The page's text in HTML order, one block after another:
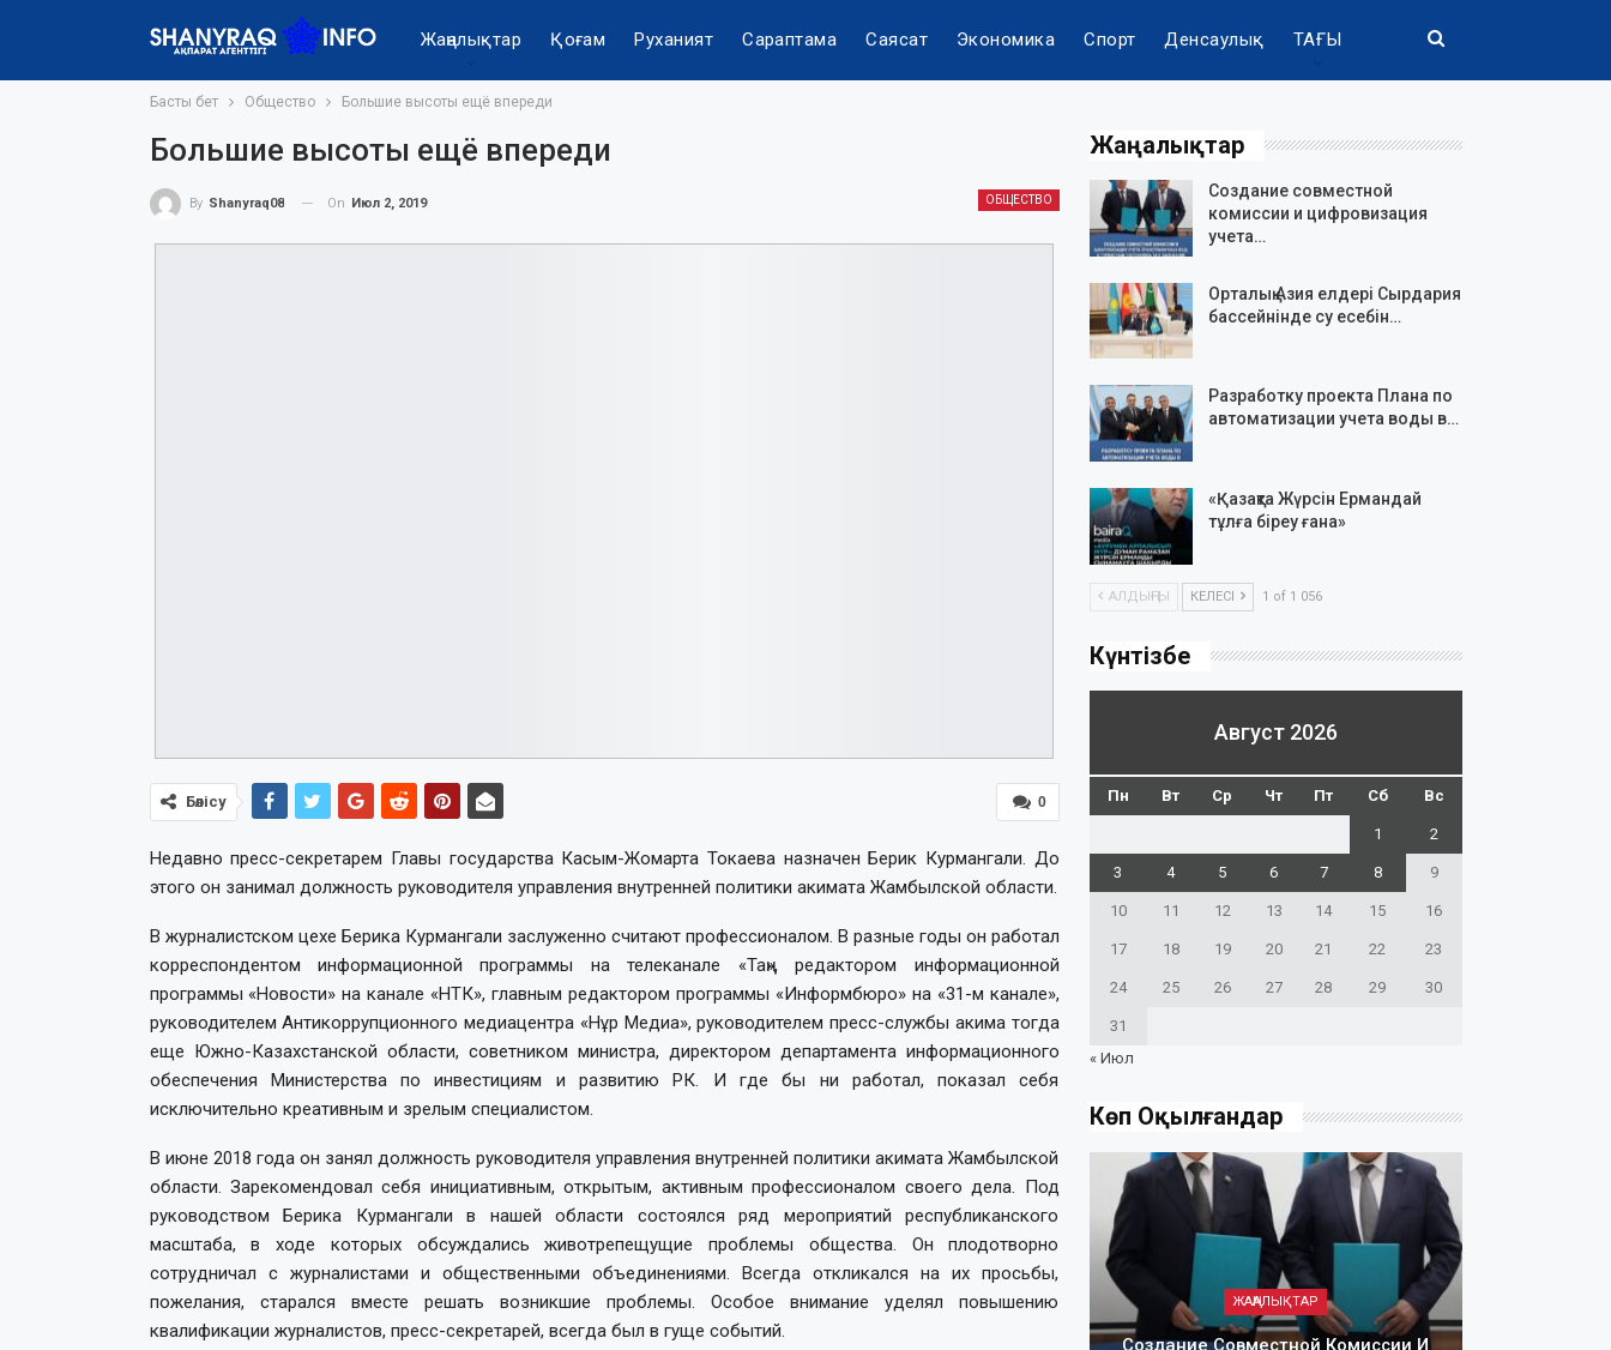
Жаңалықтар Қоғам Руханият Сараптама Саясат Экономика Спорт Денсаулық ТАҒЫ
Басты бет Общество Большие высоты ещё впереди
Большие высоты ещё впереди
ОБЩЕСТВО
By Shanyraq08 On Июл 2, 2019
0
Бөлісу
Недавно пресс-секретарем Главы государства Касым-Жомарта Токаева назначен Берик Курмангали. До
этого он занимал должность руководителя управления внутренней политики акимата Жамбылской области.
В журналистском цехе Берика Курмангали заслуженно считают профессионалом. В разные годы он работал
корреспондентом информационной программы на телеканале «Таң», редактором информационной
программы «Новости» на канале «НТК», главным редактором программы «Информбюро» на «31-м канале»,
руководителем Антикоррупционного медиацентра «Нұр Медиа», руководителем пресс-службы акима тогда
еще Южно-Казахстанской области, советником министра, директором департамента информационного
обеспечения Министерства по инвестициям и развитию РК. И где бы ни работал, показал себя
исключительно креативным и зрелым специалистом.
В июне 2018 года он занял должность руководителя управления внутренней политики акимата Жамбылской
области. Зарекомендовал себя инициативным, открытым, активным профессионалом своего дела. Под
руководством Берика Курмангали в нашей области состоялся ряд мероприятий республиканского
масштаба, в ходе которых обсуждались животрепещущие проблемы общества. Он плодотворно
сотрудничал с журналистами и общественными объединениями. Всегда откликался на их просьбы,
пожелания, старался вместе решать возникшие проблемы. Особое внимание уделял повышению
квалификации журналистов, пресс-секретарей, всегда был в гуще событий.
Жаңалықтар
Создание совместной
комиссии и цифровизация
учета…
Орталық Азия елдері Сырдария
бассейнінде су есебін…
Разработку проекта Плана по
автоматизации учета воды в…
«Қазақта Жүрсін Ермандай
тұлға біреу ғана»
АЛДЫҢҒЫ КЕЛЕСІ 1 of 1 056
Күнтізбе
Август 2026
Пн Вт Ср Чт Пт Сб Вс
1 2
3 4 5 6 7 8 9
10 11 12 13 14 15 16
17 18 19 20 21 22 23
24 25 26 27 28 29 30
31
« Июл
Көп Оқылғандар
ЖАҢАЛЫҚТАР
Создание Совместной Комиссии И